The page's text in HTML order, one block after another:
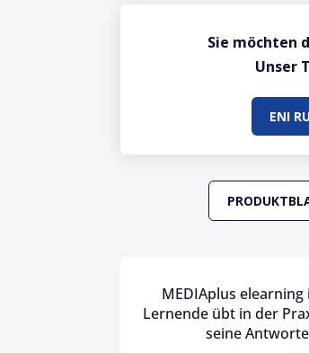
Sie möchten
Unser
ENI
MEDIAplus
Lernende übt in der
seine